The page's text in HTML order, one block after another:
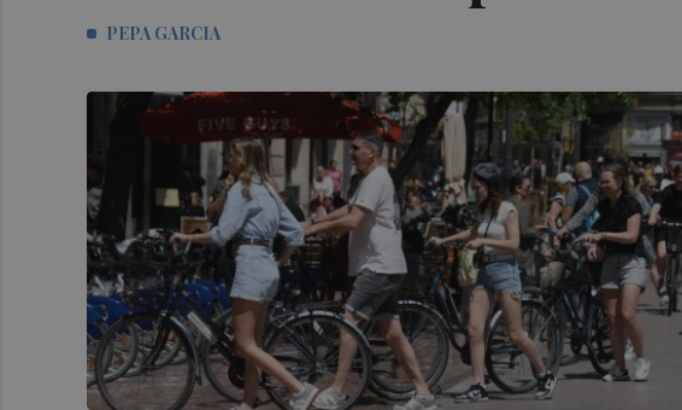
PEPA GARCIA